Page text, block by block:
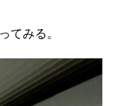
てみる。